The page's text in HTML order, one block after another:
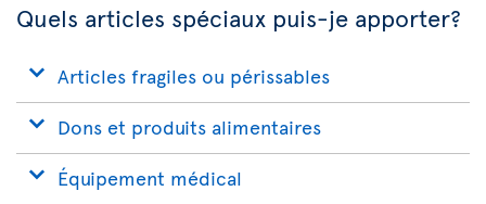
Quels articles spéciaux puis-je apporter?
Articles fragiles ou périssables
Dons et produits alimentaires
Équipement médical